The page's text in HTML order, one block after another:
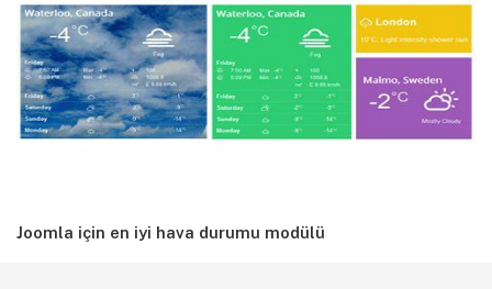
Joomla için en iyi hava durumu modülü